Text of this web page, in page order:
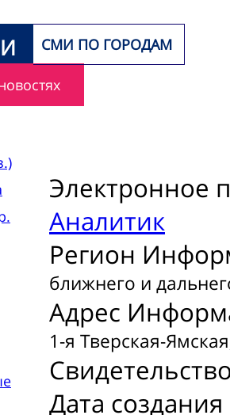
СМИ ПО ГОРОДАМ
Электронное
Аналитик
Регион
ближнего и
Адрес
1-я Тверская-
Дата